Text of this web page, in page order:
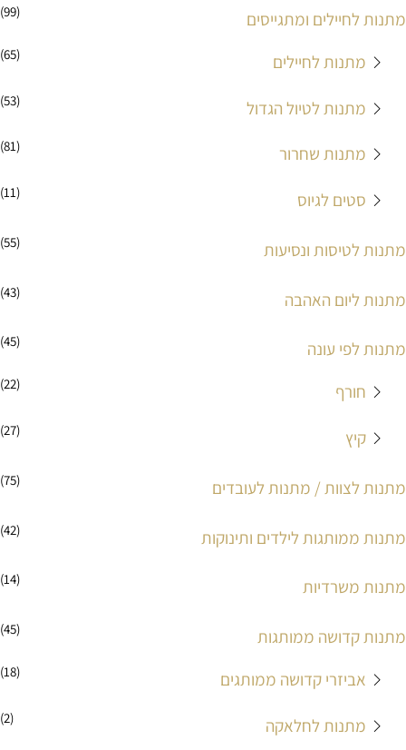
מתנות לחיילים ומתגייסים (99)
מתנות לחיילים (65)
מתנות לטיול הגדול (53)
מתנות שחרור (81)
סטים לגיוס (11)
מתנות לטיסות ונסיעות (55)
מתנות ליום האהבה (43)
מתנות לפי עונה (45)
חורף (22)
קיץ (27)
מתנות לצוות / מתנות לעובדים (75)
מתנות ממותגות לילדים ותינוקות (42)
מתנות משרדיות (14)
מתנות קדושה ממותגות (45)
אביזרי קדושה ממותגים (18)
מתנות לחלאקה (2)